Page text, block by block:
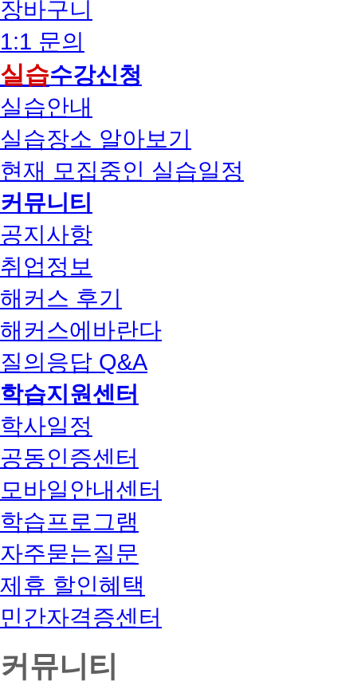
장바구니
1:1 문의
실습수강신청
실습안내
실습장소 알아보기
현재 모집중인 실습일정
커뮤니티
공지사항
취업정보
해커스 후기
해커스에바란다
질의응답 Q&A
학습지원센터
학사일정
공동인증센터
모바일안내센터
학습프로그램
자주묻는질문
제휴 할인혜택
민간자격증센터
커뮤니티